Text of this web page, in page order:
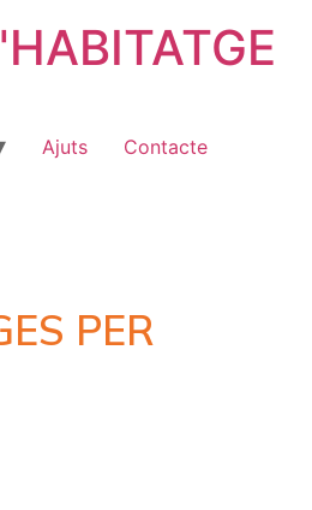
Ajuts Contacte
PER